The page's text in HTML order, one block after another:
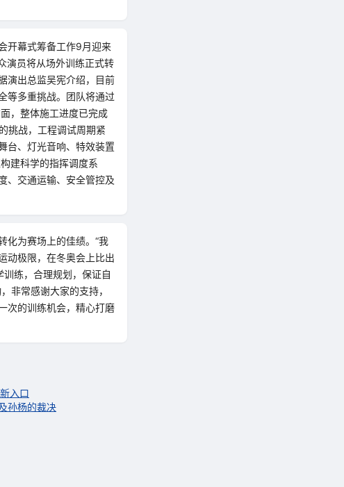
开幕式筹备工作9月迎来
演员将从场外训练正式转
演出总监吴宪介绍，目前
等多重挑战。团队将通过
，整体施工进度已完成
挑战，工程调试周期紧
台、灯光音响、特效装置
建科学的指挥调度系
、交通运输、安全管控及
化为赛场上的佳绩。“我
动极限，在冬奥会上比出
练，合理规划，保证自
非常感谢大家的支持，
次的训练机会，精心打磨
入口
孙杨的裁决